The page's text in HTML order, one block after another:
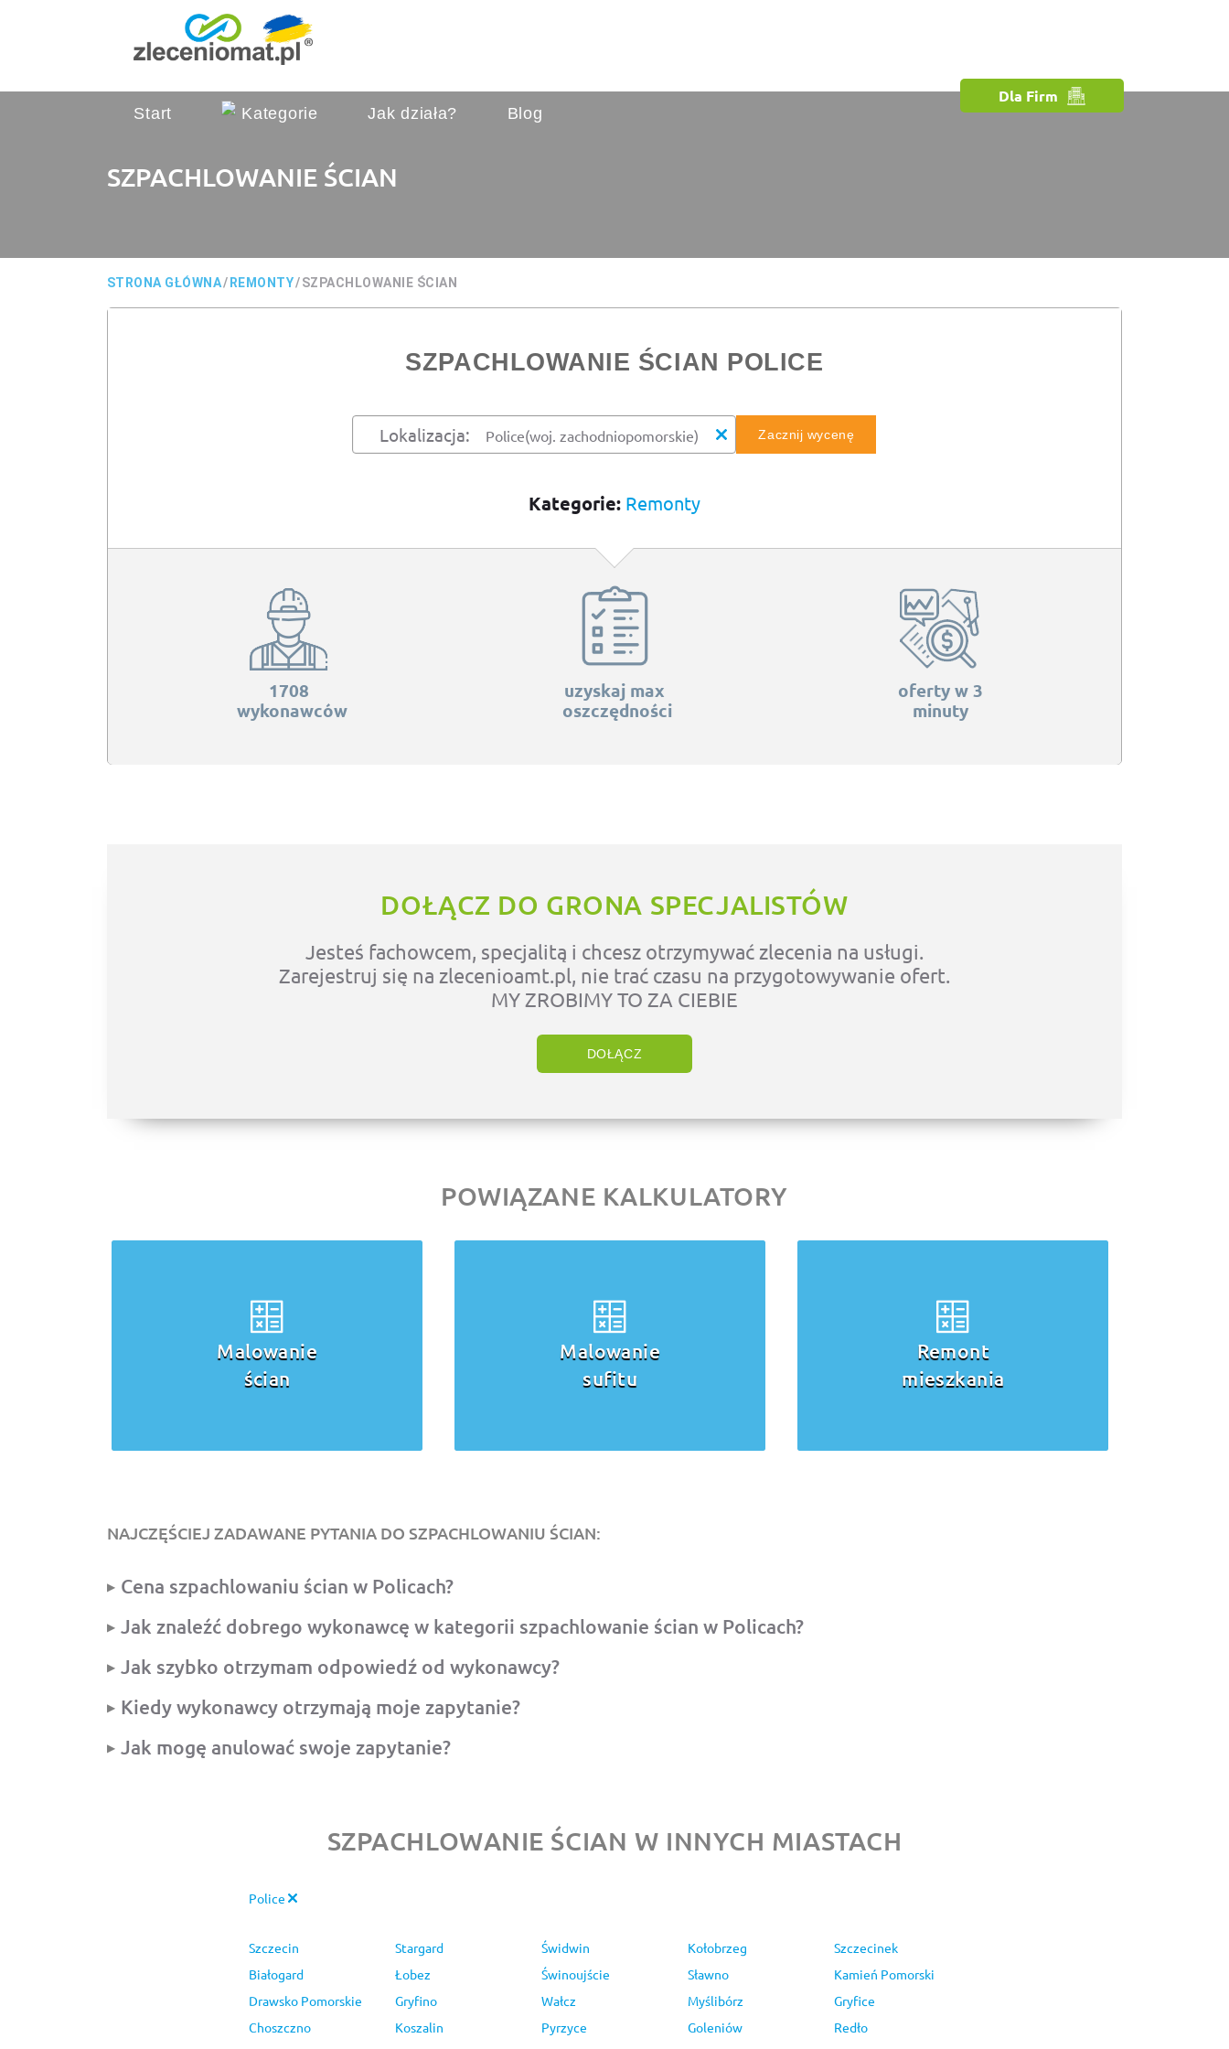
Dla Firm
Start Kategorie Jak działa? Blog
SZPACHLOWANIE ŚCIAN
STRONA GŁÓWNA/ REMONTY/SZPACHLOWANIE ŚCIAN
SZPACHLOWANIE ŚCIAN POLICE
Lokalizacja: Zacznij wycenę
Kategorie: Remonty
1708
wykonawców
uzyskaj max
oszczędności
oferty w 3
minuty
DOŁĄCZ DO GRONA SPECJALISTÓW
Jesteś fachowcem, specjalitą i chcesz otrzymywać zlecenia na usługi.
Zarejestruj się na zlecenioamt.pl, nie trać czasu na przygotowywanie ofert.
MY ZROBIMY TO ZA CIEBIE
DOŁĄCZ
POWIĄZANE KALKULATORY
NAJCZĘŚCIEJ ZADAWANE PYTANIA DO SZPACHLOWANIU ŚCIAN:
Cena szpachlowaniu ścian w Policach?
Jak znaleźć dobrego wykonawcę w kategorii szpachlowanie ścian w Policach?
Jak szybko otrzymam odpowiedź od wykonawcy?
Kiedy wykonawcy otrzymają moje zapytanie?
Jak mogę anulować swoje zapytanie?
SZPACHLOWANIE ŚCIAN W INNYCH MIASTACH
Police
Szczecin Stargard Świdwin Kołobrzeg
Szczecinek
Białogard
Łobez Świnoujście Sławno
Kamień Pomorski
Drawsko Pomorskie
Gryfino Wałcz Myślibórz
Gryfice
Choszczno
Koszalin Pyrzyce Goleniów
Redło